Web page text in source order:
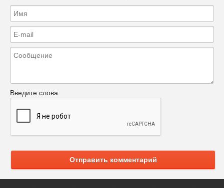
Введите слова
Отправить комментарий